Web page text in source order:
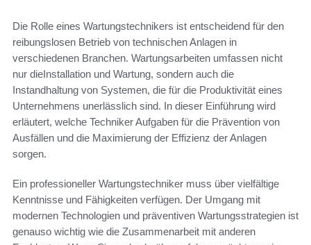
Die Rolle eines Wartungstechnikers ist entscheidend für den
reibungslosen Betrieb von technischen Anlagen in
verschiedenen Branchen. Wartungsarbeiten umfassen nicht
nur dieInstallation und Wartung, sondern auch die
Instandhaltung von Systemen, die für die Produktivität eines
Unternehmens unerlässlich sind. In dieser Einführung wird
erläutert, welche Techniker Aufgaben für die Prävention von
Ausfällen und die Maximierung der Effizienz der Anlagen
sorgen.
Ein professioneller Wartungstechniker muss über vielfältige
Kenntnisse und Fähigkeiten verfügen. Der Umgang mit
modernen Technologien und präventiven Wartungsstrategien ist
genauso wichtig wie die Zusammenarbeit mit anderen